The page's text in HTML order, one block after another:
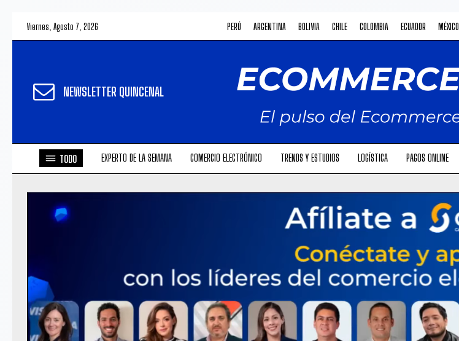
Viernes, Agosto 7, 2026 PERÚ ARGENTINA BOLIVIA CHILE COLOMBIA ECUADOR MÉXICO
NEWSLETTER QUINCENAL
TODO EXPERTO DE LA SEMANA COMERCIO ELECTRÓNICO TRENDS Y ESTUDIOS LOGÍSTICA PAGOS ONLINE